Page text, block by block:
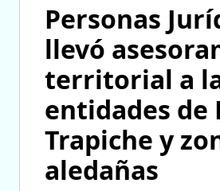
Personas
llevó
territorial a
entidades de
Trapiche y
aledañas